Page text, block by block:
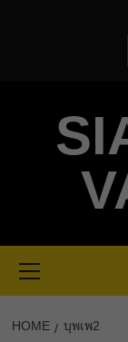
Menu
HOME บุพเพ2